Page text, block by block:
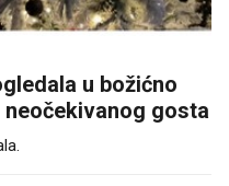
u božićno
gosta